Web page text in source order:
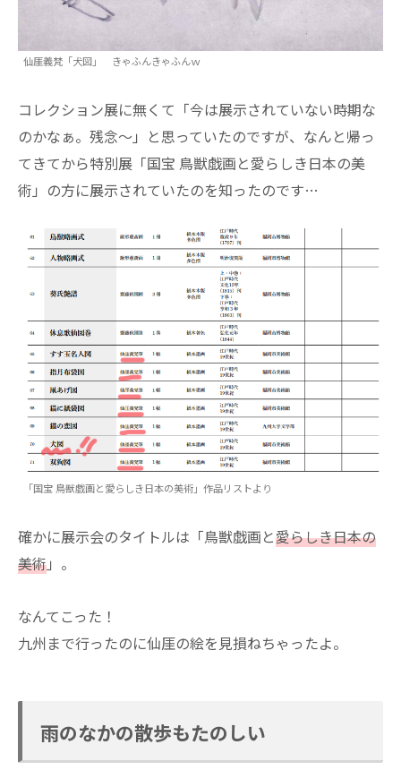
仙厓義梵「犬図」 きゃふんきゃふんｗ
コレクション展に無くて「今は展示されていない時期な
のかなぁ。残念～」と思っていたのですが、なんと帰っ
てきてから特別展「国宝 鳥獣戯画と愛らしき日本の美
術」の方に展示されていたのを知ったのです…
「国宝 鳥獣戯画と愛らしき日本の美術」作品リストより
確かに展示会のタイトルは「鳥獣戯画と愛らしき日本の
美術」。
なんてこった！
九州まで行ったのに仙厓の絵を見損ねちゃったよ。
雨のなかの散歩もたのしい